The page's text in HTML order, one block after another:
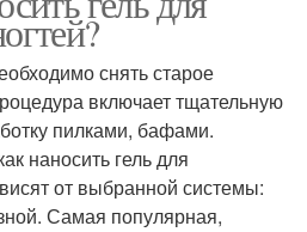
снять старое
включает тщательную
пилками, бафами.
наносить гель для
от выбранной системы:
Самая популярная,